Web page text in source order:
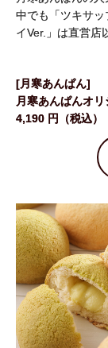
中でも「ツキサ
イVer.」は直営店
[月寒あんぱん]
月寒あんぱんオ
4,190 円（税込）